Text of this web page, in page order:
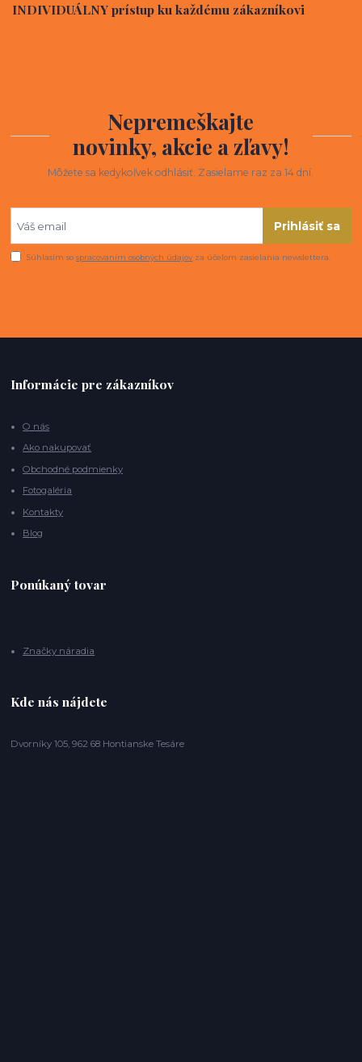
INDIVIDUÁLNY prístup ku každému zákazníkovi
Nepremeškajte
novinky, akcie a zľavy!
Môžete sa kedykoľvek odhlásiť. Zasielame raz za 14 dní.
Prihlásiť sa
Súhlasím sospracovaním osobných údajov za účelom zasielania newslettera.
Informácie pre zákazníkov
O nás
Ako nakupovať
Obchodné podmienky
Fotogaléria
Kontakty
Blog
Ponúkaný tovar
Značky náradia
Kde nás nájdete
Dvorníky 105, 962 68 Hontianske Tesáre